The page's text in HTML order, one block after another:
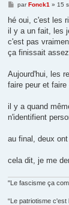
M
s
a
g
parFonck1» 15
hé oui, c'est les
il y a un fait, les
c'est pas
ça finissait
Aujourd'hui, les
faire peur et
il y a quand
n'identifient
au final, deux
cela dit, je me
"Le fascisme ça
“Le patriotisme